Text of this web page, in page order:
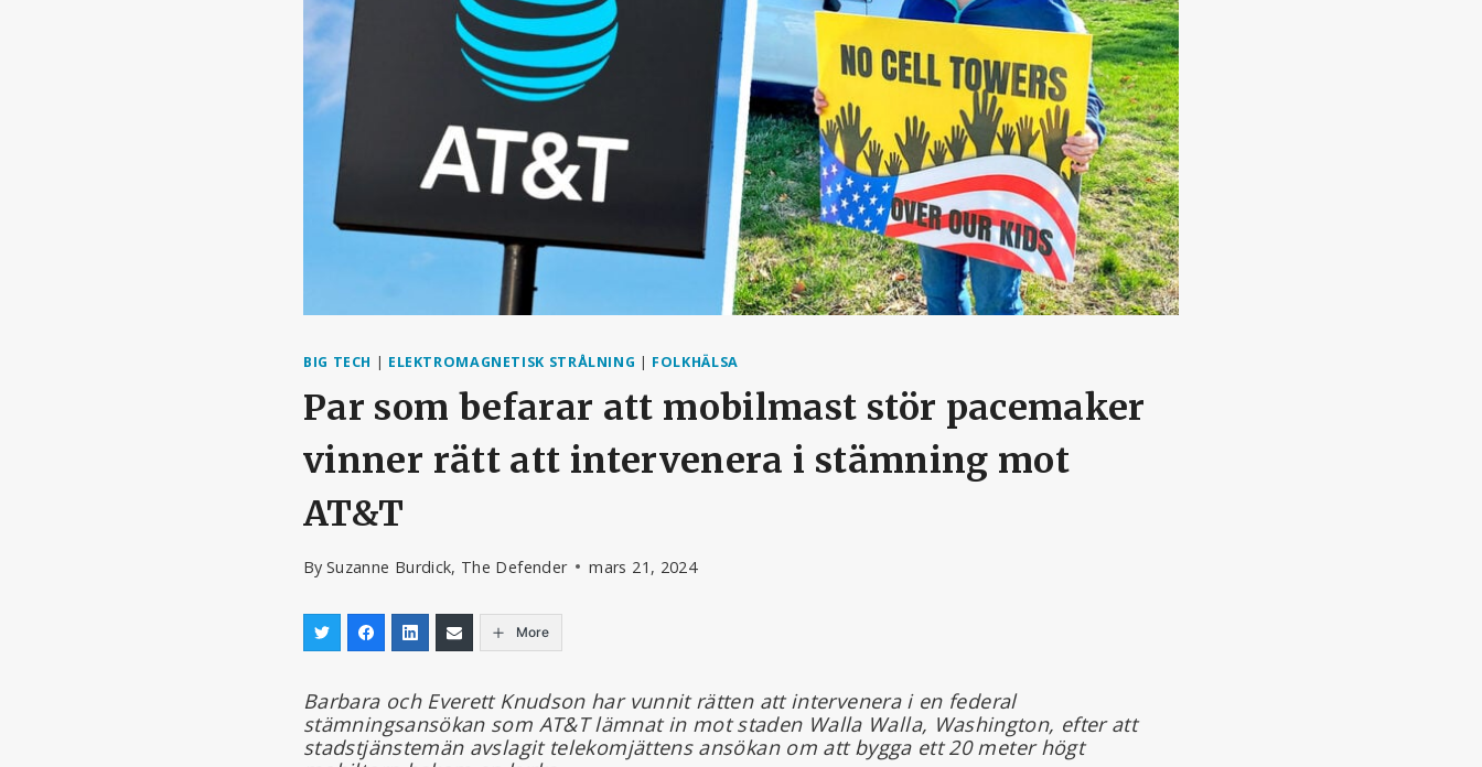
BIG TECH | ELEKTROMAGNETISK STRÅLNING | FOLKHÄLSA
Par som befarar att mobilmast stör pacemaker
vinner rätt att intervenera i stämning mot
AT&T
By Suzanne Burdick, The Defender mars 21, 2024
More
Barbara och Everett Knudson har vunnit rätten att intervenera i en federal
stämningsansökan som AT&T lämnat in mot staden Walla Walla, Washington, efter att
stadstjänstemän avslagit telekomjättens ansökan om att bygga ett 20 meter högt